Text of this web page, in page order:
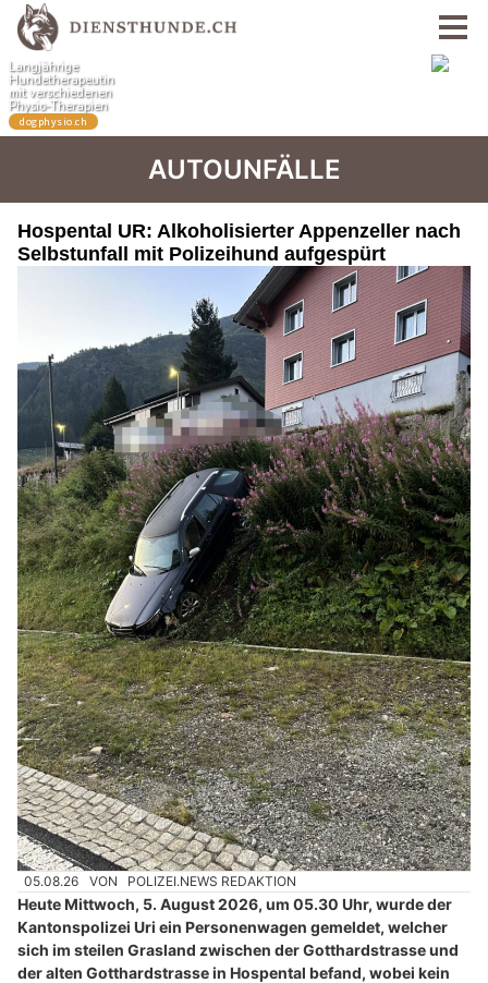
AUTOUNFÄLLE
Hospental UR: Alkoholisierter Appenzeller nach
Selbstunfall mit Polizeihund aufgespürt
05.08.26 VON POLIZEI.NEWS REDAKTION
Heute Mittwoch, 5. August 2026, um 05.30 Uhr, wurde der
Kantonspolizei Uri ein Personenwagen gemeldet, welcher
sich im steilen Grasland zwischen der Gotthardstrasse und
der alten Gotthardstrasse in Hospental befand, wobei kein